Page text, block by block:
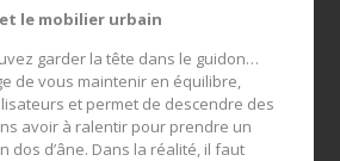
le mobilier urbain
garder la tête dans le guidon…
de vous maintenir en équilibre,
et permet de descendre des
avoir à ralentir pour prendre un
dos d’âne. Dans la réalité, il faut